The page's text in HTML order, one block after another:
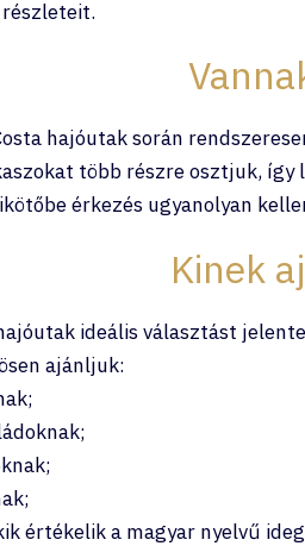
hajóutak során
több részre osztjuk,
érkezés ugyanolyan
Kinek
ideális választást
ajánljuk:
értékelik a magyar nyelvű